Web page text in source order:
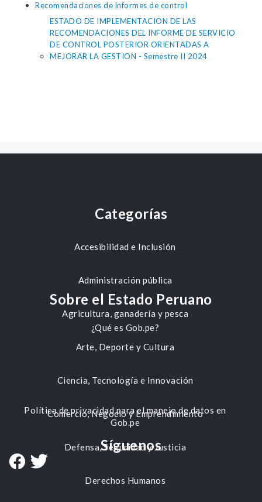
Recomendaciones de informes de control
ESTADO DE IMPLEMENTACION DE LAS
RECOMENDACIONES DEL INFORME DE SERVICIO
DE CONTROL POSTERIOR ORIENTADAS A
MEJORAR LA GESTION - Semestre II 2024
Categorías
Accesibilidad e Inclusión
Administración pública
Agricultura, ganadería y pesca
Arte, Deporte y Cultura
Ciencia, Tecnología e Innovación
Comercio, Negocio y Emprendimiento
Defensa, Seguridad y Justicia
Derechos Humanos
Sobre el Estado Peruano
¿Qué es Gob.pe?
Política de privacidad para el manejo de datos en
Gob.pe
Síguenos